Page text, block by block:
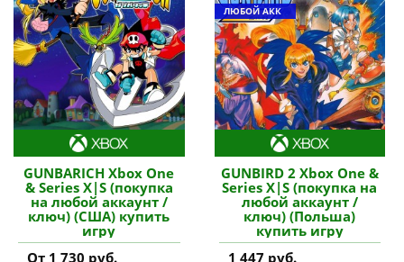
GUNBARICH Xbox One
& Series X|S (покупка
на любой аккаунт /
ключ) (США) купить
игру
От 1 730 руб.
ЛЮБОЙ АКК
GUNBIRD 2 Xbox One &
Series X|S (покупка на
любой аккаунт /
ключ) (Польша)
купить игру
1 447 руб.